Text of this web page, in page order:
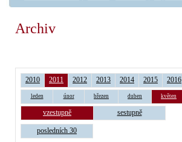
Archiv
2010 2011 2012 2013 2014 2015 2016
leden únor březen duben květen
vzestupně sestupně
posledních 30